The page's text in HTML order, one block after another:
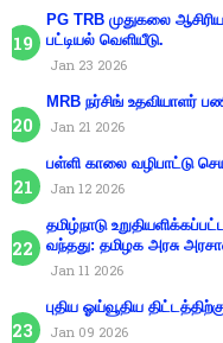
PG TRB முதுகலை
பட்டியல் வெளியீடு.
Jan 23 2026
MRB நர்சிங் உதவியாளர்
Jan 21 2026
பள்ளி காலை வழிபாட்டு
Jan 12 2026
தமிழ்நாடு
வந்தது: தமிழக அரசு
Jan 11 2026
புதிய ஓய்வூதிய
Jan 09 2026